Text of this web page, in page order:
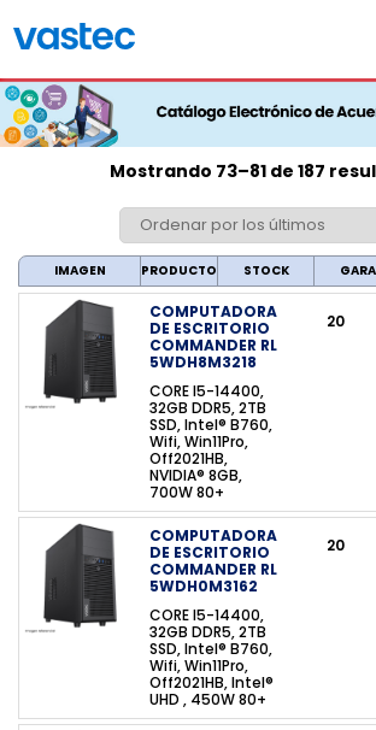
Mostrando 73–81 de 187
IMAGEN PRODUCTO STOCK
COMPUTADORA
DE ESCRITORIO
COMMANDER RL
5WDH8M3218
CORE I5-14400,
32GB DDR5, 2TB
SSD, Intel® B760,
Wifi, Win11Pro,
Off2021HB,
NVIDIA® 8GB,
700W 80+
20
COMPUTADORA
DE ESCRITORIO
COMMANDER RL
5WDH0M3162
CORE I5-14400,
32GB DDR5, 2TB
SSD, Intel® B760,
Wifi, Win11Pro,
Off2021HB, Intel®
UHD , 450W 80+
20